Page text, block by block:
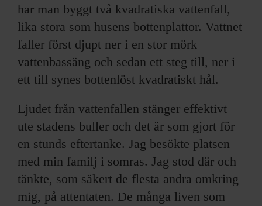
har man byggt två kvadratiska vattenfall,
lika stora som husens bottenplattor. Vattnet
faller först djupt ner i en stor mörk
vattenbassäng och sedan ett steg till, ner i
ett till synes bottenlöst kvadratiskt hål.
Ljudet från vattenfallen stänger effektivt
ute stadens buller och det är som gjort för
en stunds eftertanke. Jag besökte platsen
med min familj i somras. Jag stod där och
tänkte, som säkert de flesta andra omkring
mig, på attentaten. De många liven som